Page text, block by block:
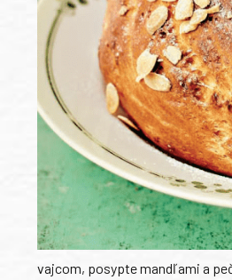
vajcom, posypte mandľami a